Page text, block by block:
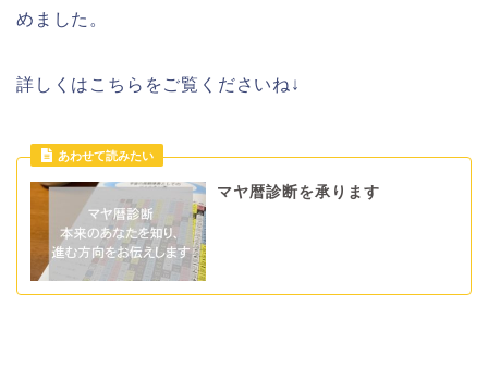
めました。
詳しくはこちらをご覧くださいね↓
マヤ暦診断を承ります